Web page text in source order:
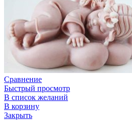
Сравнение
Быстрый просмотр
В список желаний
В корзину
Закрыть